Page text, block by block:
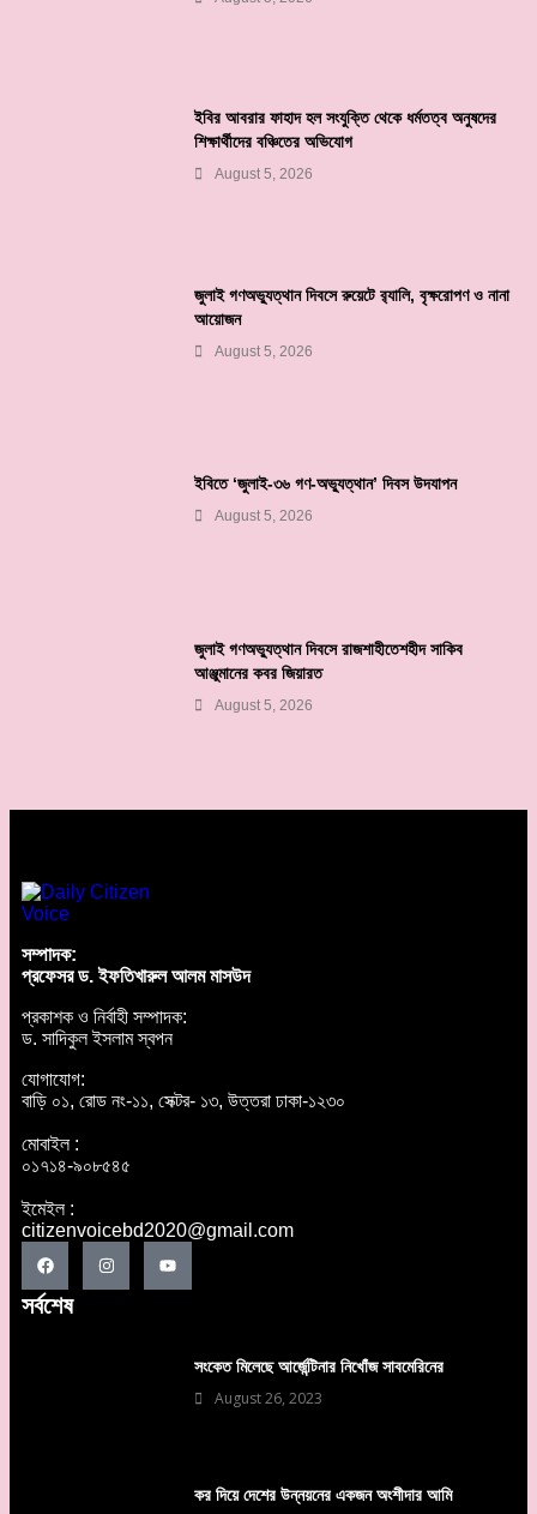
ইবির আবরার ফাহাদ হল সংযুক্তি থেকে ধর্মতত্ব অনুষদের
শিক্ষার্থীদের বঞ্চিতের অভিযোগ
August 5, 2026
জুলাই গণঅভ্যুত্থান দিবসে রুয়েটে র‌্যালি, বৃক্ষরোপণ ও নানা
আয়োজন
August 5, 2026
ইবিতে ‘জুলাই-৩৬ গণ-অভ্যুত্থান’ দিবস উদযাপন
August 5, 2026
জুলাই গণঅভ্যুত্থান দিবসে রাজশাহীতেশহীদ সাকিব
আঞ্জুমানের কবর জিয়ারত
August 5, 2026
সম্পাদক:
প্রফেসর ড. ইফতিখারুল আলম মাসউদ
প্রকাশক ও নির্বাহী সম্পাদক:
ড. সাদিকুল ইসলাম স্বপন
যোগাযোগ:
বাড়ি ০১, রোড নং-১১, সেক্টর- ১৩, উত্তরা ঢাকা-১২৩০
মোবাইল :
০১৭১৪-৯০৮৫৪৫
ইমেইল :
citizenvoicebd2020@gmail.com
সর্বশেষ
সংকেত মিলেছে আর্জেন্টিনার নিখোঁজ সাবমেরিনের
August 26, 2023
কর দিয়ে দেশের উন্নয়নের একজন অংশীদার আমি